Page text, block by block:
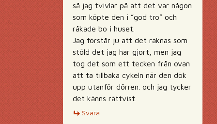
så jag tvivlar på att det var någon
som köpte den i ”god tro” och
råkade bo i huset.
Jag förstår ju att det räknas som
stöld det jag har gjort, men jag
tog det som ett tecken från ovan
att ta tillbaka cykeln när den dök
upp utanför dörren. och jag tycker
det känns rättvist.
Svara